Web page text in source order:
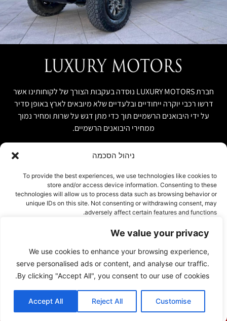
We value your privacy
We use cookies to enhance your browsing experience,
serve personalised ads or content, and analyse our traffic.
By clicking "Accept All", you consent to our use of cookies.
Customise
Reject All
Accept All
ניהול הסכמה
To provide the best experiences, we use technologies like cookies to
store and/or access device information. Consenting to these
technologies will allow us to process data such as browsing behavior or
unique IDs on this site. Not consenting or withdrawing consent, may
adversely affect certain features and functions.
דחייה
Cookie Policy
חברת LUXURY MOTORS נוסדה בעקבות הצורך של לקוחותינו אשר
דרשו רכבי יוקרה ייחודיים ובלעדיים שלא מיובאים לארץ באופן סדיר
על ידי היבואנים הרשמיים תוך כדי מתן דגש על שרות ומחיר נמוך
ממחירי היבואנים הרשמיים.
אודות
יבוא אישי ויבוא מקביל
טרייד אין ומשומשות
רכבים למכירה במלאי
צור קשר
עמוד פרטיות
074-7408590
office@luxury-motors.co.il
© 2023 By INTERWEB DIGITAL